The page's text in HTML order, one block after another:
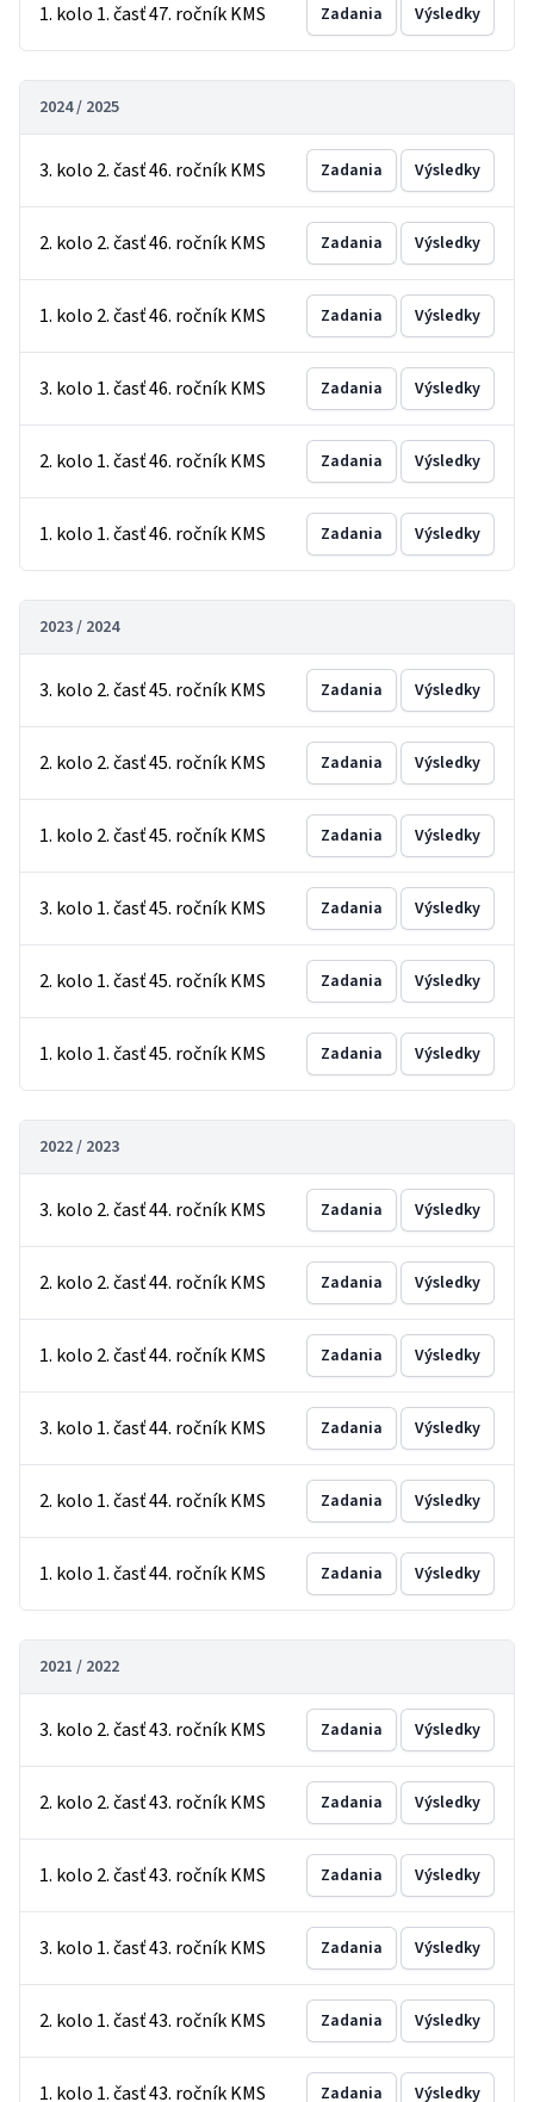
1. kolo 1. časť 47. ročník KMS Zadania Výsledky
2024 / 2025
3. kolo 2. časť 46. ročník KMS Zadania Výsledky
2. kolo 2. časť 46. ročník KMS Zadania Výsledky
1. kolo 2. časť 46. ročník KMS Zadania Výsledky
3. kolo 1. časť 46. ročník KMS Zadania Výsledky
2. kolo 1. časť 46. ročník KMS Zadania Výsledky
1. kolo 1. časť 46. ročník KMS Zadania Výsledky
2023 / 2024
3. kolo 2. časť 45. ročník KMS Zadania Výsledky
2. kolo 2. časť 45. ročník KMS Zadania Výsledky
1. kolo 2. časť 45. ročník KMS Zadania Výsledky
3. kolo 1. časť 45. ročník KMS Zadania Výsledky
2. kolo 1. časť 45. ročník KMS Zadania Výsledky
1. kolo 1. časť 45. ročník KMS Zadania Výsledky
2022 / 2023
3. kolo 2. časť 44. ročník KMS Zadania Výsledky
2. kolo 2. časť 44. ročník KMS Zadania Výsledky
1. kolo 2. časť 44. ročník KMS Zadania Výsledky
3. kolo 1. časť 44. ročník KMS Zadania Výsledky
2. kolo 1. časť 44. ročník KMS Zadania Výsledky
1. kolo 1. časť 44. ročník KMS Zadania Výsledky
2021 / 2022
3. kolo 2. časť 43. ročník KMS Zadania Výsledky
2. kolo 2. časť 43. ročník KMS Zadania Výsledky
1. kolo 2. časť 43. ročník KMS Zadania Výsledky
3. kolo 1. časť 43. ročník KMS Zadania Výsledky
2. kolo 1. časť 43. ročník KMS Zadania Výsledky
1. kolo 1. časť 43. ročník KMS Zadania Výsledky